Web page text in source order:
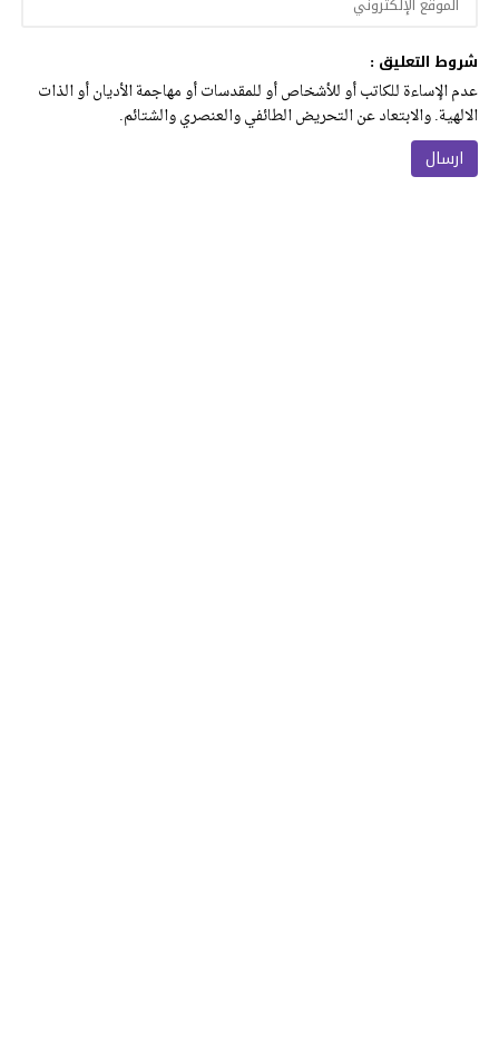
شروط التعليق :
عدم الإساءة للكاتب أو للأشخاص أو للمقدسات أو مهاجمة الأديان أو الذات
الالهية. والابتعاد عن التحريض الطائفي والعنصري والشتائم.